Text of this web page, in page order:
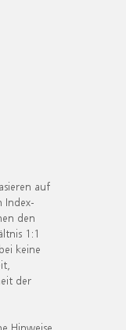
auf
Index-
den
1:1
keine
der